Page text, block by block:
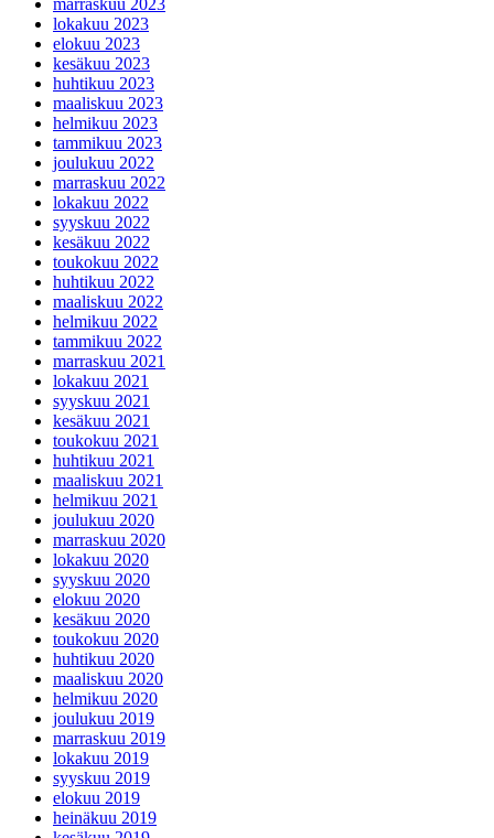
marraskuu 2023
lokakuu 2023
elokuu 2023
kesäkuu 2023
huhtikuu 2023
maaliskuu 2023
helmikuu 2023
tammikuu 2023
joulukuu 2022
marraskuu 2022
lokakuu 2022
syyskuu 2022
kesäkuu 2022
toukokuu 2022
huhtikuu 2022
maaliskuu 2022
helmikuu 2022
tammikuu 2022
marraskuu 2021
lokakuu 2021
syyskuu 2021
kesäkuu 2021
toukokuu 2021
huhtikuu 2021
maaliskuu 2021
helmikuu 2021
joulukuu 2020
marraskuu 2020
lokakuu 2020
syyskuu 2020
elokuu 2020
kesäkuu 2020
toukokuu 2020
huhtikuu 2020
maaliskuu 2020
helmikuu 2020
joulukuu 2019
marraskuu 2019
lokakuu 2019
syyskuu 2019
elokuu 2019
heinäkuu 2019